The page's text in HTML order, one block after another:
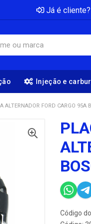
Já é
Injeção e
ALTERNADOR FORD CARGO 95A
Código